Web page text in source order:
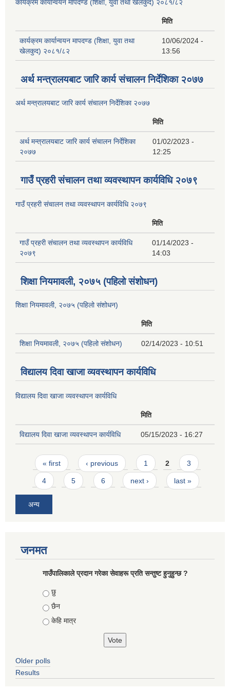
कार्यक्रम कार्यान्वयन मापदण्ड (शिक्षा, युवा तथा खेलकुद) २०८१/८२
मिति
कार्यक्रम कार्यान्वयन मापदण्ड (शिक्षा, युवा तथा
खेलकुद) २०८१/८२
10/06/2024 -
13:56
अर्थ मन्त्रालयबाट जारि कार्य संचालन निर्देशिका २०७७
अर्थ मन्त्रालयबाट जारि कार्य संचालन निर्देशिका २०७७
मिति
अर्थ मन्त्रालयबाट जारि कार्य संचालन निर्देशिका
२०७७
01/02/2023 -
12:25
गाउँ प्रहरी संचालन तथा व्यवस्थापन कार्यविधि २०७९
गाउँ प्रहरी संचालन तथा व्यवस्थापन कार्यविधि २०७९
मिति
गाउँ प्रहरी संचालन तथा व्यवस्थापन कार्यविधि
२०७९
01/14/2023 -
14:03
शिक्षा नियमावली, २०७५ (पहिलो संशोधन)
शिक्षा नियमावली, २०७५ (पहिलो संशोधन)
मिति
शिक्षा नियमावली, २०७५ (पहिलो संशोधन) 02/14/2023 - 10:51
विद्यालय दिवा खाजा व्यवस्थापन कार्यविधि
विद्यालय दिवा खाजा व्यवस्थापन कार्यविधि
मिति
विद्यालय दिवा खाजा व्यवस्थापन कार्यविधि 05/15/2023 - 16:27
Pages
« first ‹ previous 1 2 3
4 5 6 next › last »
अन्य
जनमत
गाउँपालिकाले प्रदान गरेका सेवाहरू प्रति सन्तुष्ट हुनुहुन्छ ?
Choices
छु
छैन
केहि मात्र
Older polls
Results